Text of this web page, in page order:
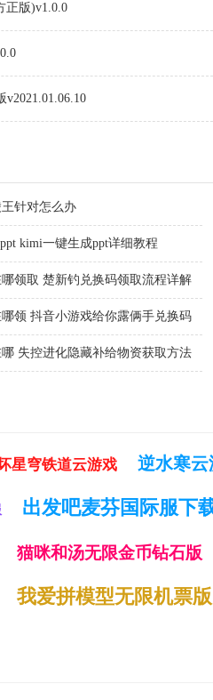
正版)v1.0.0
针对怎么办
kimi一键生成ppt详细教程
领取 楚新钓兑换码领取流程详解
领 抖音小游戏给你露俩手兑换码
失控进化隐藏补给物资获取方法
星穹铁道云游戏 逆水寒云
出发吧麦芬国际服下
猫咪和汤无限金币钻石版
我爱拼模型无限机票版